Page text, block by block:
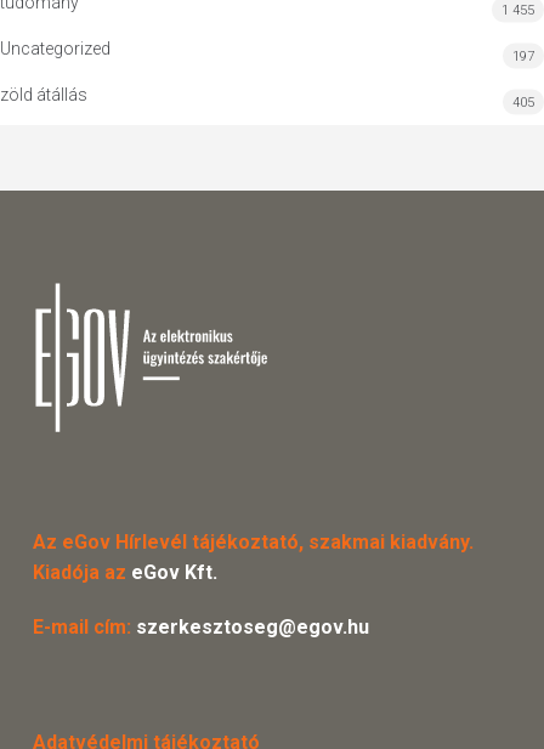
1 455
Uncategorized 197
zöld átállás 405
Az eGov Hírlevél tájékoztató, szakmai kiadvány.
Kiadója az eGov Kft.
E-mail cím: szerkesztoseg@egov.hu
Adatvédelmi tájékoztató